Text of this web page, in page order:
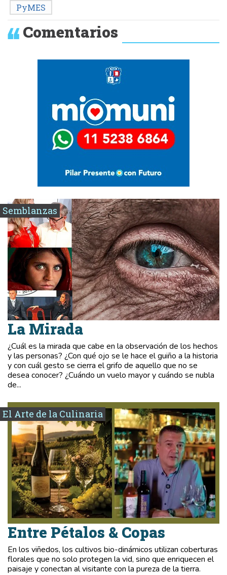
PyMES
Comentarios
Semblanzas
La Mirada
¿Cuál es la mirada que cabe en la observación de los hechos
y las personas? ¿Con qué ojo se le hace el guiño a la historia
y con cuál gesto se cierra el grifo de aquello que no se
desea conocer? ¿Cuándo un vuelo mayor y cuándo se nubla
de...
El Arte de la Culinaria
Entre Pétalos & Copas
En los viñedos, los cultivos bio-dinámicos utilizan coberturas
florales que no solo protegen la vid, sino que enriquecen el
paisaje y conectan al visitante con la pureza de la tierra.